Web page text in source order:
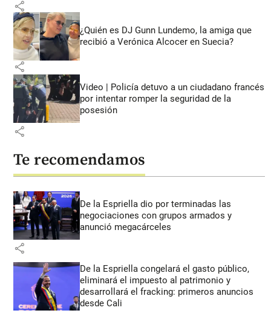
share
¿Quién es DJ Gunn Lundemo, la amiga que
recibió a Verónica Alcocer en Suecia?
share
Video | Policía detuvo a un ciudadano francés
por intentar romper la seguridad de la
posesión
share
Te recomendamos
De la Espriella dio por terminadas las
negociaciones con grupos armados y
anunció megacárceles
share
De la Espriella congelará el gasto público,
eliminará el impuesto al patrimonio y
desarrollará el fracking: primeros anuncios
desde Cali